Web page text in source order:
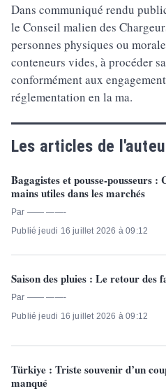
Dans communiqué rendu
le Conseil malien des
personnes physiques ou
conteneurs vides, à procéder
conformément aux
réglementation en la ma.
Les articles de
Bagagistes et pousse-pousseurs :
mains utiles dans les marchés
Par —— ——-
Publié jeudi 16 juillet 2026 à 09:12
Saison des pluies : Le retour des
Par —— ——-
Publié jeudi 16 juillet 2026 à 09:12
Türkiye : Triste souvenir d’un
manqué